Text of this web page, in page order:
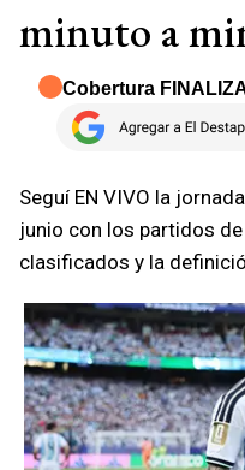
minuto a
Cobertura
Seguí EN VIVO la
junio con los partidos
clasificados y la